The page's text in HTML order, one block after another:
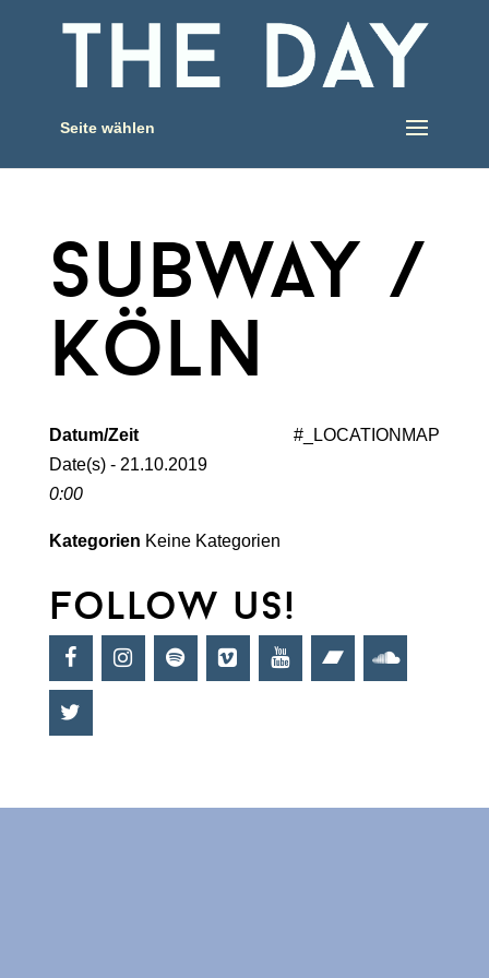
Seite wählen
subway /
köln
#_LOCATIONMAP
Datum/Zeit
Date(s) - 21.10.2019
0:00
Kategorien Keine Kategorien
follow us!